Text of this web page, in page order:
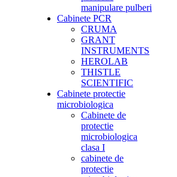
manipulare pulberi
Cabinete PCR
CRUMA
GRANT
INSTRUMENTS
HEROLAB
THISTLE
SCIENTIFIC
Cabinete protectie
microbiologica
Cabinete de
protectie
microbiologica
clasa I
cabinete de
protectie